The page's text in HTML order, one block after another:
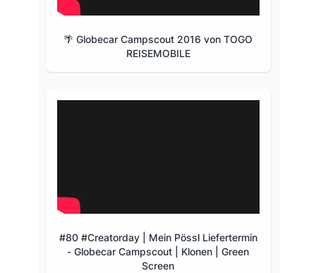
🌴 Globecar Campscout 2016 von TOGO
REISEMOBILE
#80 #Creatorday | Mein Pössl Liefertermin
- Globecar Campscout | Klonen | Green
Screen